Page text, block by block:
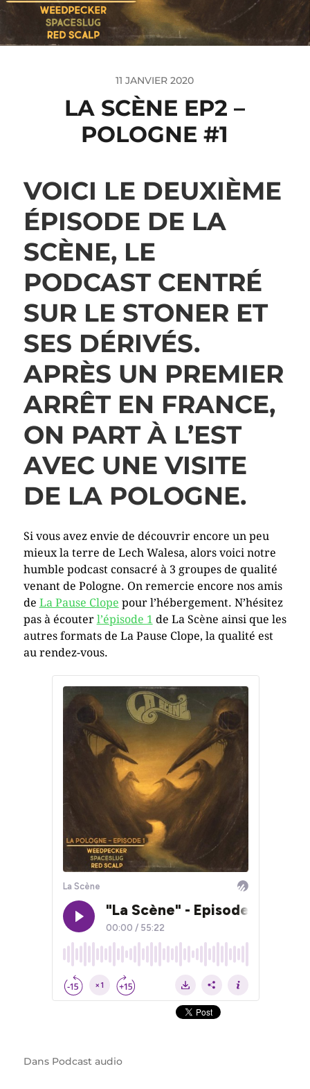
11 JANVIER 2020
LA SCÈNE EP2 –
POLOGNE #1
VOICI LE DEUXIÈME
ÉPISODE DE LA
SCÈNE, LE
PODCAST CENTRÉ
SUR LE STONER ET
SES DÉRIVÉS.
APRÈS UN PREMIER
ARRÊT EN FRANCE,
ON PART À L’EST
AVEC UNE VISITE
DE LA POLOGNE.
Si vous avez envie de découvrir encore un peu
mieux la terre de Lech Walesa, alors voici notre
humble podcast consacré à 3 groupes de qualité
venant de Pologne. On remercie encore nos amis
de La Pause Clope pour l’hébergement. N’hésitez
pas à écouter l’épisode 1 de La Scène ainsi que les
autres formats de La Pause Clope, la qualité est
au rendez-vous.
Dans Podcast audio